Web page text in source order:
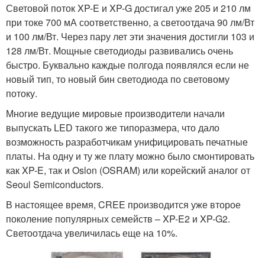
Световой поток XP-E и XP-G достигал уже 205 и 210 лм
при токе 700 мА соответственно, а светоотдача 90 лм/Вт
и 100 лм/Вт. Через пару лет эти значения достигли 103 и
128 лм/Вт. Мощные светодиоды развивались очень
быстро. Буквально каждые полгода появлялся если не
новый тип, то новый бин светодиода по световому
потоку.
Многие ведущие мировые производители начали
выпускать LED такого же типоразмера, что дало
возможность разработчикам унифицировать печатные
платы. На одну и ту же плату можно было смонтировать
как XP-E, так и Oslon (OSRAM) или корейский аналог от
Seoul Semiconductors.
В настоящее время, CREE производится уже второе
поколение популярных семейств – XP-E2 и XP-G2.
Светоотдача увеличилась еще на 10%.